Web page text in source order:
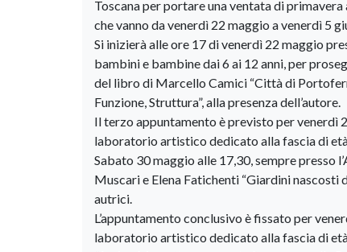
Toscana per portare una ventata di
che vanno da venerdì 22 maggio a venerdì 5
Si inizierà alle ore 17 di venerdì 22 maggio
bambini e bambine dai 6 ai 12 anni, per
del libro di Marcello Camici “Città di
Funzione, Struttura”, alla presenza dell’autore.
Il terzo appuntamento è previsto per venerdì
laboratorio artistico dedicato alla fascia di età
Sabato 30 maggio alle 17,30, sempre presso
Muscari e Elena Fatichenti “Giardini nascosti
autrici.
L’appuntamento conclusivo è fissato per
laboratorio artistico dedicato alla fascia di età